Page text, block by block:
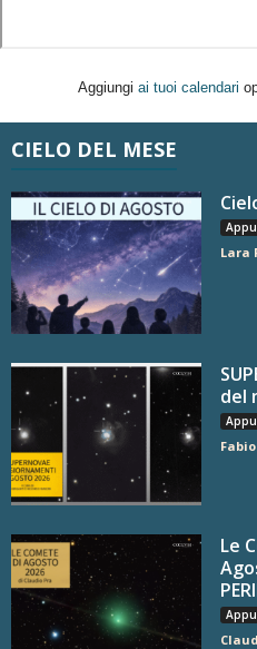
Aggiungi ai tuoi calendari
CIELO DEL MESE
Lara
del
Le